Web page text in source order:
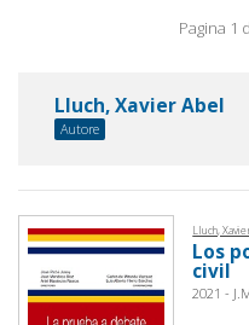
Pagina 1
Lluch, Xavier Abel
Autore
Lluch,
Los
civil
2021 -